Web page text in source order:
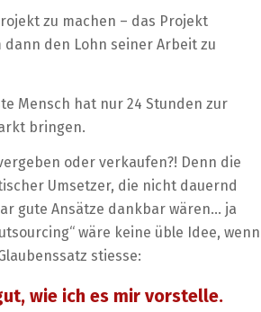
zu machen – das Projekt
den Lohn seiner Arbeit zu
Mensch hat nur 24 Stunden zur
bringen.
oder verkaufen?! Denn die
Umsetzer, die nicht dauernd
gute Ansätze dankbar wären… ja
wäre keine üble Idee, wenn
stiesse:
wie ich es mir vorstelle.